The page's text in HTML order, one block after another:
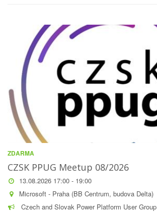
ZDARMA
CZSK PPUG Meetup 08/2026
13.08.2026 17:00 - 19:00
Microsoft - Praha (BB Centrum, budova Delta)
Czech and Slovak Power Platform User Group